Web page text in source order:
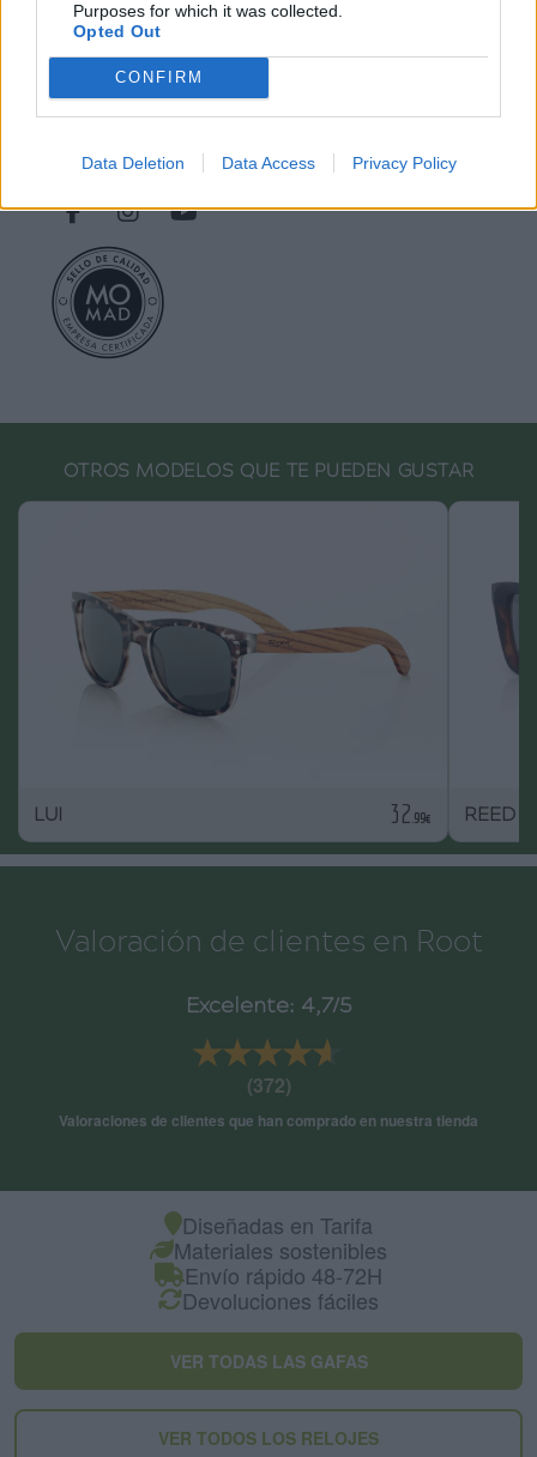
Purposes for which it was collected.
Opted Out
CONFIRM
Data Deletion Data Access Privacy Policy
Root Sunglasses ®Tarifa - Spain
Atención Cliente: +34 956 680 448 (LU-VI 9:00 a 15:00)
-info@rootsunglasses.com
SKU: GFJA37 ] NUEVO/ DISPONIBLE
OTROS MODELOS QUE TE PUEDEN GUSTAR
LUI 32 .99€ REED
Valoración de clientes en Root
Excelente: 4,7/5
★★★★★
★★★★★
(372)
Valoraciones de clientes que han comprado en nuestra tienda
Diseñadas en Tarifa
Materiales sostenibles
Envío rápido 48-72H
Devoluciones fáciles
VER TODAS LAS GAFAS
VER TODOS LOS RELOJES